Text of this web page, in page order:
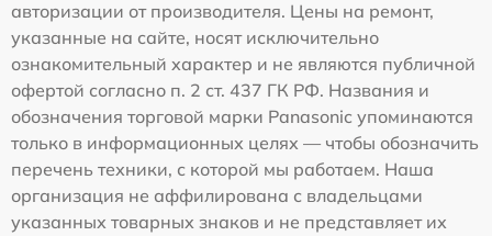
авторизации от производителя. Цены на ремонт,
указанные на сайте, носят исключительно
ознакомительный характер и не являются публичной
офертой согласно п. 2 ст. 437 ГК РФ. Названия и
обозначения торговой марки Panasonic упоминаются
только в информационных целях — чтобы обозначить
перечень техники, с которой мы работаем. Наша
организация не аффилирована с владельцами
указанных товарных знаков и не представляет их